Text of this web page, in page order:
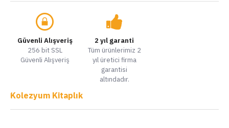
Güvenli Alışveriş
256 bit SSL
Güvenli Alışveriş
2 yıl garanti
Tüm ürünlerimiz 2
yıl üretici firma
garantisi
altındadır.
Kolezyum Kitaplık